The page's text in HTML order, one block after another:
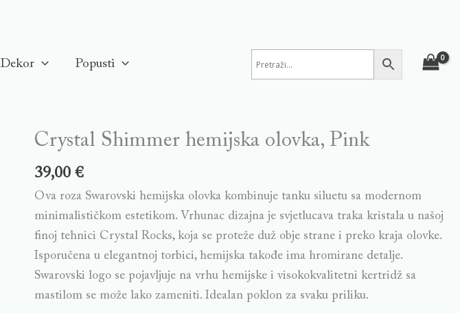
Dekor Popusti
Crystal Shimmer hemijska olovka, Pink
39,00€
Ova roza Swarovski hemijska olovka kombinuje tanku siluetu sa modernom
minimalističkom estetikom. Vrhunac dizajna je svjetlucava traka kristala u našoj
finoj tehnici Crystal Rocks, koja se proteže duž obje strane i preko kraja olovke.
Isporučena u elegantnoj torbici, hemijska takođe ima hromirane detalje.
Swarovski logo se pojavljuje na vrhu hemijske i visokokvalitetni kertridž sa
mastilom se može lako zameniti. Idealan poklon za svaku priliku.